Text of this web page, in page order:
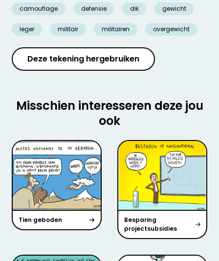
camouflage defensie dik gewicht
leger militair militairen overgewicht
Deze tekening hergebruiken
Misschien interesseren deze jou
ook
Tien geboden
Besparing
projectsubsidies